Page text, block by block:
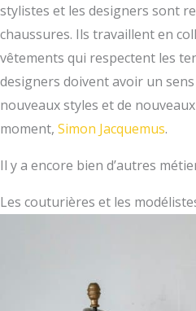
stylistes et les designers sont
chaussures. Ils travaillent en
vêtements qui respectent les
designers doivent avoir un
nouveaux styles et de
moment, Simon Jacquemus.
Il y a encore bien d’autres
Les couturières et les